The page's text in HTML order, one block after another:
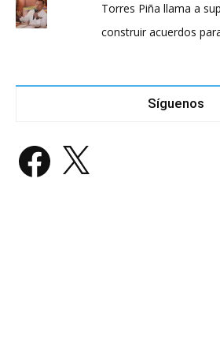
Torres Piña llama a
construir acuerdos
Síguenos
Facebook